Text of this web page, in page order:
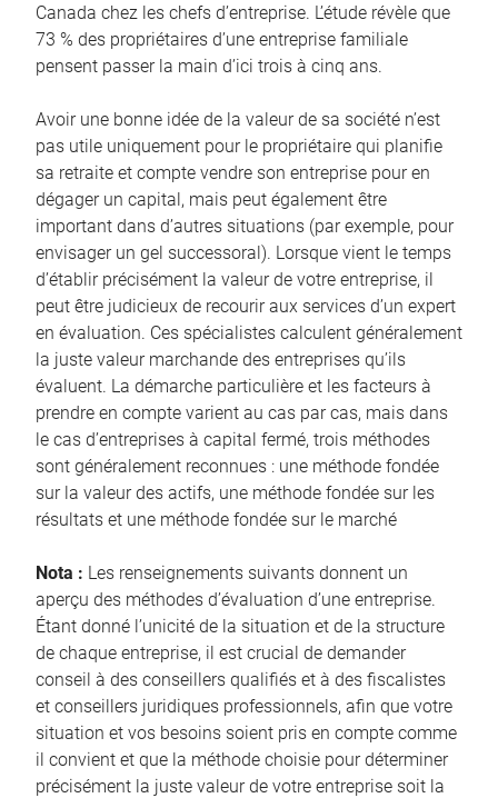
Canada chez les chefs d’entreprise. L’étude révèle que
73 % des propriétaires d’une entreprise familiale
pensent passer la main d’ici trois à cinq ans.
Avoir une bonne idée de la valeur de sa société n’est
pas utile uniquement pour le propriétaire qui planifie
sa retraite et compte vendre son entreprise pour en
dégager un capital, mais peut également être
important dans d’autres situations (par exemple, pour
envisager un gel successoral). Lorsque vient le temps
d’établir précisément la valeur de votre entreprise, il
peut être judicieux de recourir aux services d’un expert
en évaluation. Ces spécialistes calculent généralement
la juste valeur marchande des entreprises qu’ils
évaluent. La démarche particulière et les facteurs à
prendre en compte varient au cas par cas, mais dans
le cas d’entreprises à capital fermé, trois méthodes
sont généralement reconnues : une méthode fondée
sur la valeur des actifs, une méthode fondée sur les
résultats et une méthode fondée sur le marché
Nota : Les renseignements suivants donnent un
aperçu des méthodes d’évaluation d’une entreprise.
Étant donné l’unicité de la situation et de la structure
de chaque entreprise, il est crucial de demander
conseil à des conseillers qualifiés et à des fiscalistes
et conseillers juridiques professionnels, afin que votre
situation et vos besoins soient pris en compte comme
il convient et que la méthode choisie pour déterminer
précisément la juste valeur de votre entreprise soit la